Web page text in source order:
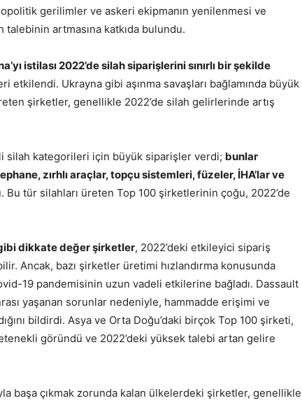
gerilimler ve askeri ekipmanın yenilenmesi ve
artmasına katkıda bulundu.
istilası 2022’de silah siparişlerini sınırlı bir şekilde
Ukrayna gibi aşınma savaşları bağlamında büyük
şirketler, genellikle 2022’de silah gelirlerinde artış
silah kategorileri için büyük siparişler verdi; bunlar
zırhlı araçlar, topçu sistemleri, füzeler, İHA’lar ve
Bu tür silahları üreten Top 100 şirketlerinin çoğu, 2022’de
dikkate değer şirketler, 2022’deki etkileyici sipariş
Ancak, bazı şirketler üretimi hızlandırma konusunda
19 pandemisinin uzun vadeli etkilerine bağladı. Dassault
yaşanan sorunlar nedeniyle, hammadde erişimi ve
bildirdi. Asya ve Orta Doğu’daki birçok Top 100 şirketi,
göründü ve 2022’deki yüksek talebi artan gelire
başa çıkmak zorunda kalan ülkelerdeki şirketler, genellikle